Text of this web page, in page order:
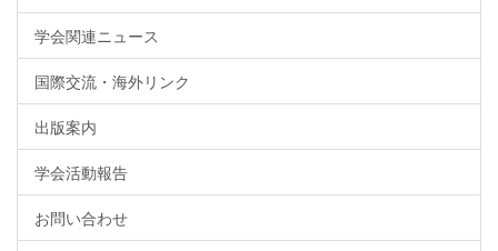
学会関連ニュース
国際交流・海外リンク
出版案内
学会活動報告
お問い合わせ